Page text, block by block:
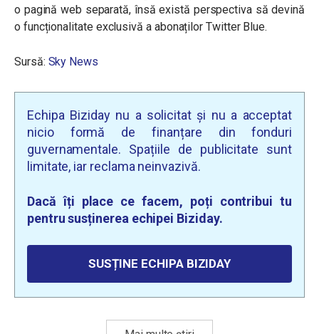
o pagină web separată, însă există perspectiva să devină
o funcționalitate exclusivă a abonaților Twitter Blue.
Sursă: Sky News
Echipa Biziday nu a solicitat și nu a acceptat
nicio formă de finanțare din fonduri
guvernamentale. Spațiile de publicitate sunt
limitate, iar reclama neinvazivă.
Dacă îți place ce facem, poți contribui tu
pentru susținerea echipei Biziday.
SUSȚINE ECHIPA BIZIDAY